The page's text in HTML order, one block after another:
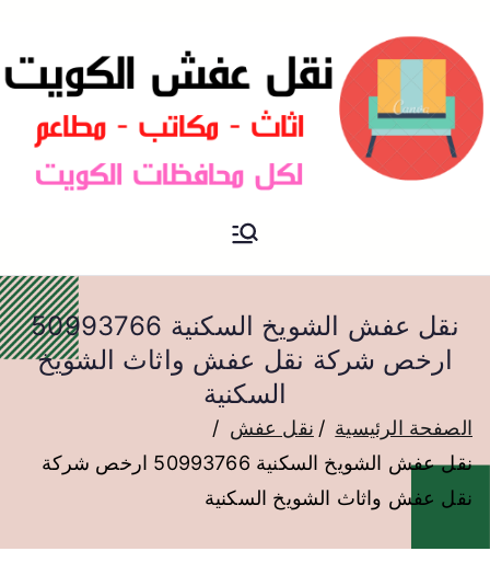
نقل عفش الكويت
نقل عفش الشويخ السكنية 50993766
ارخص شركة نقل عفش واثاث الشويخ
السكنية
الصفحة الرئيسية
نقل عفش
نقل عفش الشويخ السكنية 50993766 ارخص شركة
نقل عفش واثاث الشويخ السكنية